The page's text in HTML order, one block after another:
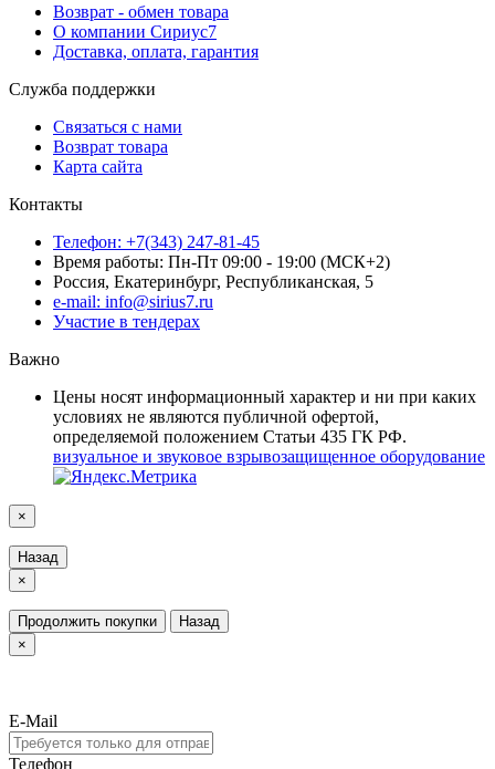
Возврат - обмен товара
О компании Сириус7
Доставка, оплата, гарантия
Служба поддержки
Связаться с нами
Возврат товара
Карта сайта
Контакты
Телефон: +7(343) 247-81-45
Время работы: Пн-Пт 09:00 - 19:00 (МСК+2)
Россия, Екатеринбург, Республиканская, 5
e-mail: info@sirius7.ru
Участие в тендерах
Важно
Цены носят информационный характер и ни при каких
условиях не являются публичной офертой,
определяемой положением Статьи 435 ГК РФ.
визуальное и звуковое взрывозащищенное оборудование
×
Назад
×
Продолжить покупки
Назад
×
E-Mail
Телефон